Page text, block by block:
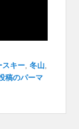
スキー ,冬山
稿のパーマ